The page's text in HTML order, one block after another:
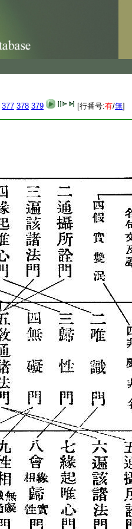
377 378 379 [行番号:有/無] [